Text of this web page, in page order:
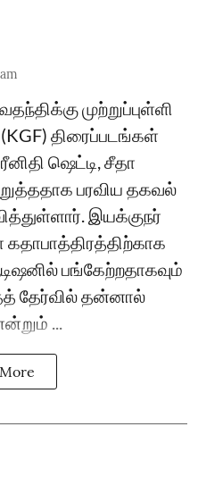
முற்றுப்புள்ளி
திரைப்படங்கள்
ஷெட்டி, சீதா
பரவிய தகவல்
இயக்குநர்
பங்கேற்றதாகவும்
தேர்வில் தன்னால்
...